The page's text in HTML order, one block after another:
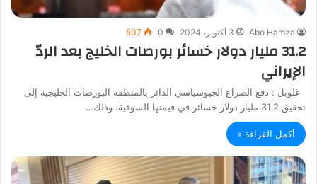
Abo Hamza 3 أكتوبر، 2024 0
507
31.2 مليار دولار خسائر بورصات الخليج بعد الردّ
الإيراني
غلوبل : دفع الصراع الجيوسياسي الدائر بالمنطقة البورصات الخليجية إلى
تحقيق 31.2 مليار دولار خسائر في قيمتها السوقية، وذلك…
أكمل القراءة »